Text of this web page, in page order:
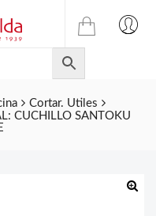
TIENDA
ONLINE
DE
JULIAN
CELDA
Cortar. Utiles
CUCHILLO SANTOKU